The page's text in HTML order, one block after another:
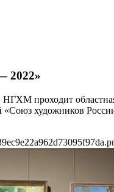
2022»
НГХМ проходит
«Союз художников